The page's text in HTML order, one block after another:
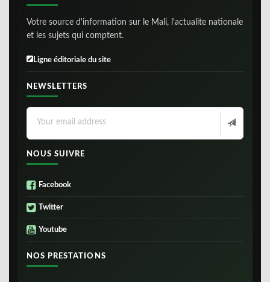
Votre source d'information sur le Mali, l'actualite nationale
et les sujets qui comptent.
Ligne éditoriale du site
NEWSLETTERS
NOUS SUIVRE
Facebook
Twitter
Youtube
NOS PRESTATIONS